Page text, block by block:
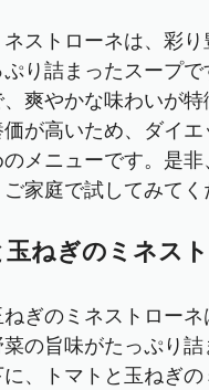
ストローネは、彩
り詰まったスープ
爽やかな味わいが
が高いため、ダイ
のメニューです。是
家庭で試してみてく
玉ねぎのミネス
ねぎのミネストロー
の旨味がたっぷり
、トマトと玉ねぎ